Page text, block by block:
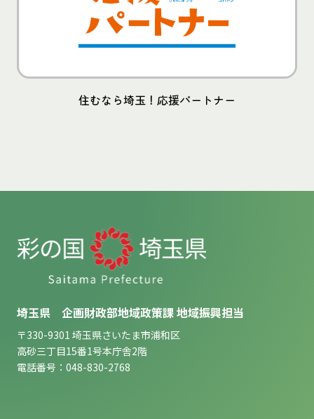
住むなら埼玉！応援パートナー
埼玉県 企画財政部地域政策課 地域振興担当
〒330-9301 埼玉県さいたま市浦和区
高砂三丁目15番1号本庁舎2階
電話番号：048-830-2768